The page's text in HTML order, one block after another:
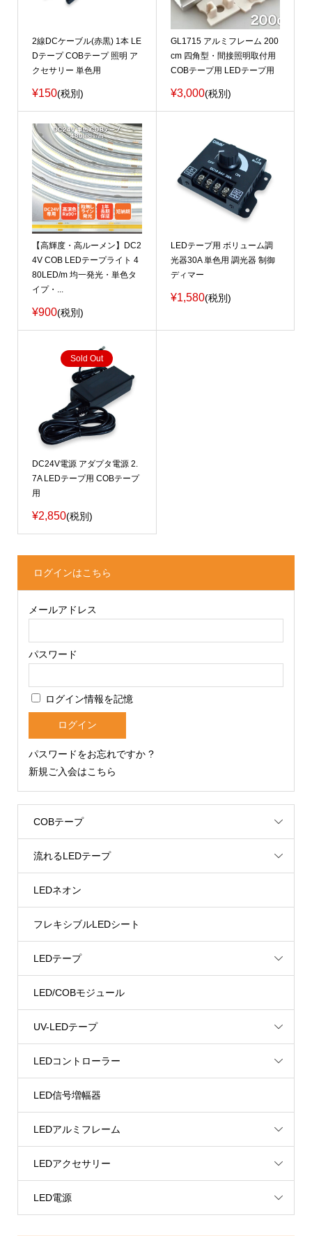
2線DCケーブル(赤黒) 1本 LE
Dテープ COBテープ 照明 ア
クセサリー 単色用
¥150(税別)
GL1715 アルミフレーム 200
cm 四角型・間接照明取付用
COBテープ用 LEDテープ用
¥3,000(税別)
【高輝度・高ルーメン】DC2
4V COB LEDテープライト 4
80LED/m 均一発光・単色タ
イプ・...
¥900(税別)
LEDテープ用 ボリューム調
光器30A 単色用 調光器 制御
ディマー
¥1,580(税別)
Sold Out
DC24V電源 アダプタ電源 2.
7A LEDテープ用 COBテープ
用
¥2,850(税別)
ログインはこちら
メールアドレス
パスワード
ログイン情報を記憶
パスワードをお忘れですか ?
新規ご入会はこちら
COBテープ
流れるLEDテープ
LEDネオン
フレキシブルLEDシート
LEDテープ
LED/COBモジュール
UV-LEDテープ
LEDコントローラー
LED信号増幅器
LEDアルミフレーム
LEDアクセサリー
LED電源